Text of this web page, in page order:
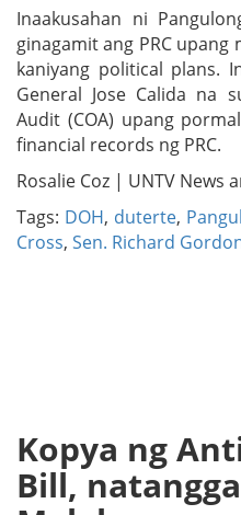
Inaakusahan ni
ginagamit ang PRC
kaniyang political plans.
General Jose Calida na
Audit (COA) upang
financial records ng PRC.
Rosalie Coz | UNTV News
Tags: DOH, duterte,
Cross, Sen. Richard
Kopya ng
Bill,